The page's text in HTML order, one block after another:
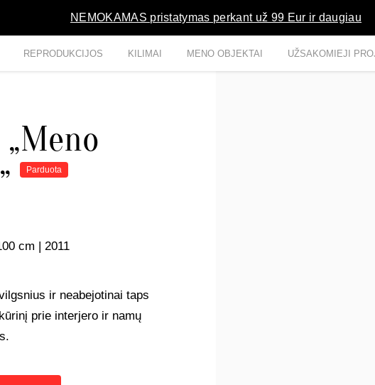
NEMOKAMAS pristatymas perkant už 99 Eur ir daugiau
REPRODUKCIJOS KILIMAI MENO OBJEKTAI UŽSAKOMIEJI
Parduota
cm | 2011
ir neabejotinai taps
prie interjero ir namų